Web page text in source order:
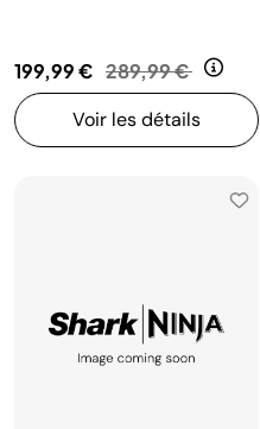
199,99 € Prix réduit de
289,99 € au
Voir les détails